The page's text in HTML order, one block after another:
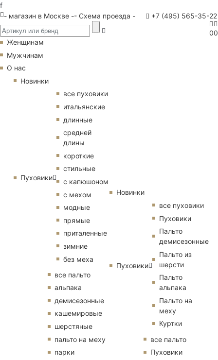
f
- магазин в Москве -- Схема проезда - +7 (495) 565-35-22
00
Женщинам
Мужчинам
О нас
Новинки
Пуховики
все пуховики
итальянские
длинные
средней
длины
короткие
стильные
с капюшоном
с мехом
модные
прямые
приталенные
зимние
без меха
все пальто
альпака
демисезонные
кашемировые
шерстяные
пальто на меху
парки
Новинки
Пуховики
все пуховики
Пуховики
Пальто
демисезонные
Пальто из
шерсти
Пальто
альпака
Пальто на
меху
Куртки
все пальто
Пуховики